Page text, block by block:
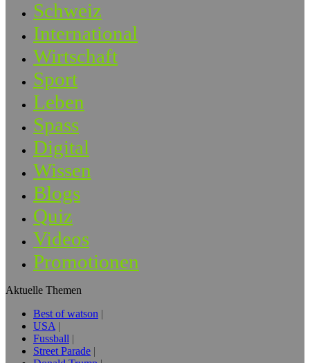
Schweiz
International
Wirtschaft
Sport
Leben
Spass
Digital
Wissen
Blogs
Quiz
Videos
Promotionen
Aktuelle Themen
Best of watson
USA
Fussball
Street Parade